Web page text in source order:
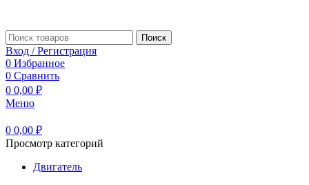
Поиск
Вход / Регистрация
0 Избранное
0 Сравнить
0 0,00 ₽
Меню
0 0,00 ₽
Просмотр категорий
Двигатель